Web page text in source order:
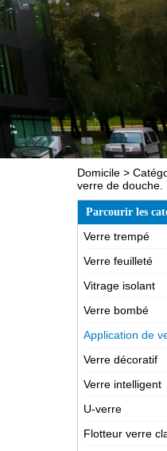
Domicile >
verre de douche.
Parcourir les
Verre trempé
Verre feuilleté
Vitrage isolant
Verre bombé
Application de
Verre décoratif
Verre intelligent
U-verre
Flotteur verre